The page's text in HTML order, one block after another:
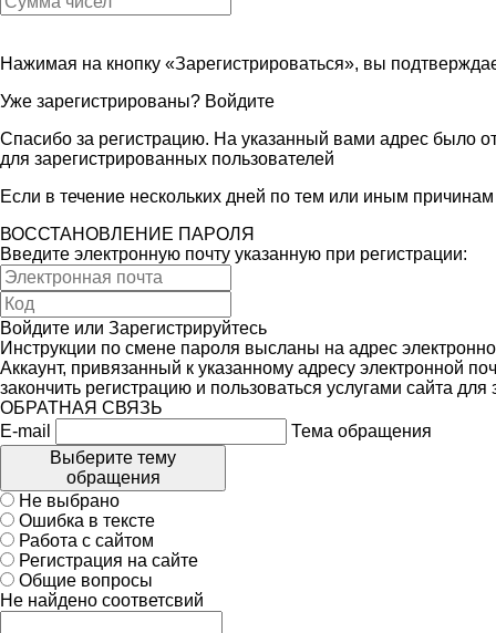
Нажимая на кнопку «Зарегистрироваться», вы
Уже зарегистрированы? Войдите
Спасибо за регистрацию. На указанный вами адрес было
для зарегистрированных пользователей
Если в течение нескольких дней по тем или иным
ВОССТАНОВЛЕНИЕ ПАРОЛЯ
Введите электронную почту указанную при регистрации:
Войдите или Зарегистрируйтесь
Инструкции по смене пароля высланы на адрес
Аккаунт, привязанный к указанному адресу электронной
закончить регистрацию и пользоваться услугами сайта
ОБРАТНАЯ СВЯЗЬ
E-mail
Тема обращения
Выберите тему
обращения
Не выбрано
Ошибка в тексте
Работа с сайтом
Регистрация на сайте
Общие вопросы
Не найдено соответсвий